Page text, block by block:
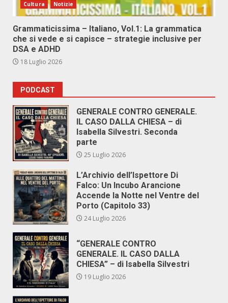
Cultura Notizie
Grammaticissima – Italiano, Vol.1: La grammatica
che si vede e si capisce – strategie inclusive per
DSA e ADHD
18 Luglio 2026
PODCAST
GENERALE CONTRO GENERALE.
IL CASO DALLA CHIESA – di
Isabella Silvestri. Seconda
parte
25 Luglio 2026
L’Archivio dell’Ispettore Di
Falco: Un Incubo Arancione
Accende la Notte nel Ventre del
Porto (Capitolo 33)
24 Luglio 2026
“GENERALE CONTRO
GENERALE. IL CASO DALLA
CHIESA” – di Isabella Silvestri
19 Luglio 2026